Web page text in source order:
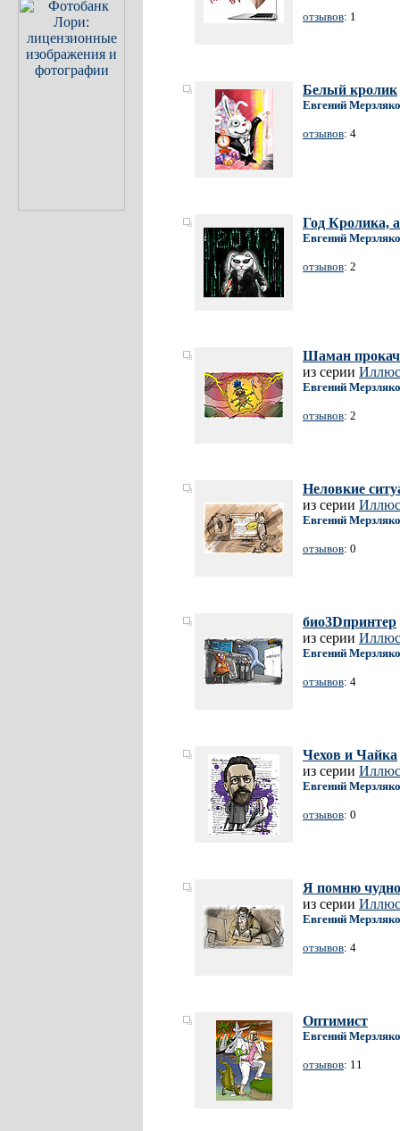
отзывов: 1
Белый кролик
Евгений
отзывов: 4
Год Кролика,
Евгений
отзывов: 2
Шаман
из серии
Евгений
отзывов: 2
Неловкие
из серии
Евгений
отзывов: 0
био3Dпринтер
из серии
Евгений
отзывов: 4
Чехов и Чайка
из серии
Евгений
отзывов: 0
Я помню
из серии
Евгений
отзывов: 4
Оптимист
Евгений
отзывов: 11